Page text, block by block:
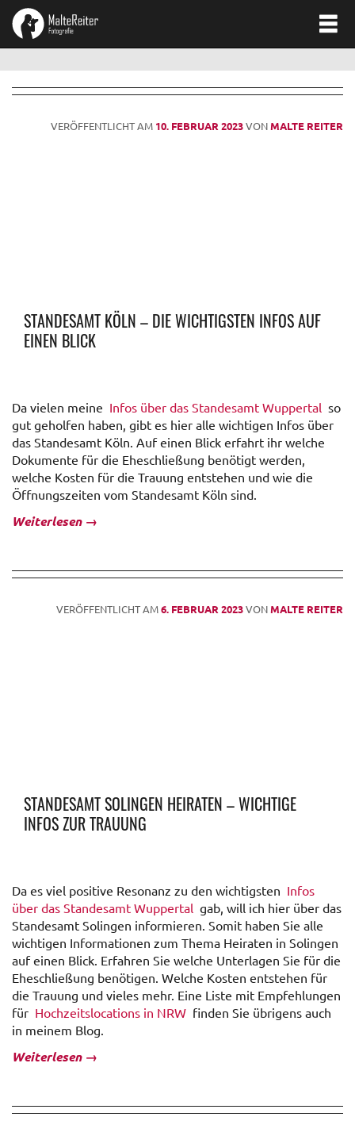
BlogVERÖFFENTLICHT AM 10. FEBRUAR 2023VONMALTE REITER
STANDESAMT KÖLN – DIE WICHTIGSTEN INFOS AUF
EINEN BLICK
Da vielen meine Infos über das Standesamt Wuppertal so
gut geholfen haben, gibt es hier alle wichtigen Infos über
das Standesamt Köln. Auf einen Blick erfahrt ihr welche
Dokumente für die Eheschließung benötigt werden,
welche Kosten für die Trauung entstehen und wie die
Öffnungszeiten vom Standesamt Köln sind.
Weiterlesen →
VERÖFFENTLICHT AM6. FEBRUAR 2023VONMALTE REITER
STANDESAMT SOLINGEN HEIRATEN – WICHTIGE
INFOS ZUR TRAUUNG
Da es viel positive Resonanz zu den wichtigsten Infos
über das Standesamt Wuppertal gab, will ich hier über das
Standesamt Solingen informieren. Somit haben Sie alle
wichtigen Informationen zum Thema Heiraten in Solingen
auf einen Blick. Erfahren Sie welche Unterlagen Sie für die
Eheschließung benötigen. Welche Kosten entstehen für
die Trauung und vieles mehr. Eine Liste mit Empfehlungen
für Hochzeitslocations in NRW finden Sie übrigens auch
in meinem Blog.
Weiterlesen →